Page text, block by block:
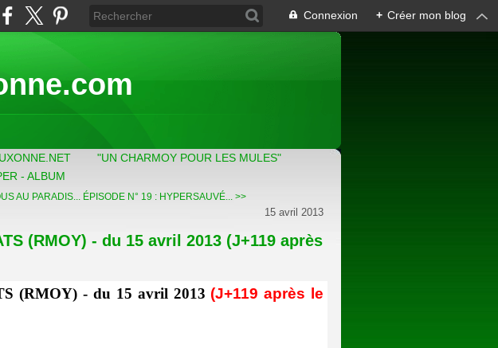
Connexion + Créer mon blog
"UN CHARMOY POUR LES MULES"
- ALBUM
AU PARADIS... ÉPISODE N° 19 : HYPERSAUVÉ... >>
15 avril 2013
(RMOY) - du 15 avril 2013 (J+119 après
(RMOY) - du 15 avril 2013 (J+119 après le